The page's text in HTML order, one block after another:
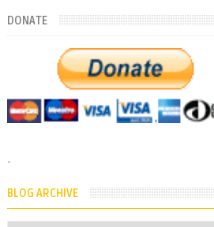
DONATE
-
BLOG ARCHIVE